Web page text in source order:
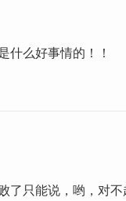
什么好事情的！！
了只能说，哟，对